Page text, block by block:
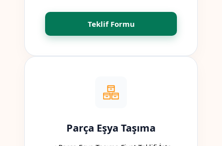
Teklif Formu
Parça Eşya Taşıma